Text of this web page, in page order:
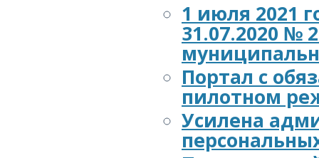
1 июля 2021
31.07.2020 №
Портал с
пилотном
Усилена